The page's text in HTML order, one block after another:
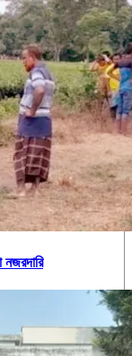
নজরদারি